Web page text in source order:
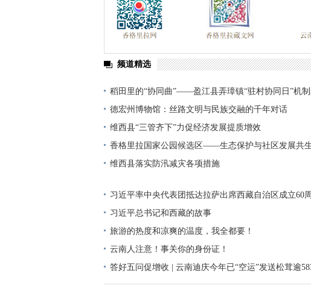
频道精选
稻田里的“协同曲”——盈江县弄璋镇“驻村协同日”机制
边疆治理“末梢”
德宏州博物馆：丝路文明与民族交融的千年对话
维西县“三管齐下”力促经济发展提质增效
香格里拉国家公园候选区——生态保护与社区发展共
典范
维西县落实防汛减灾各项措施
习近平率中央代表团抵达拉萨出席西藏自治区成立60
庆祝活动
习近平总书记和西藏的故事
旅游的热度和凉爽的温度，我全都要！
云南人注意！事关你的身份证！
答好五问促增收 | 云南迪庆今年已“空运”发送松茸逾